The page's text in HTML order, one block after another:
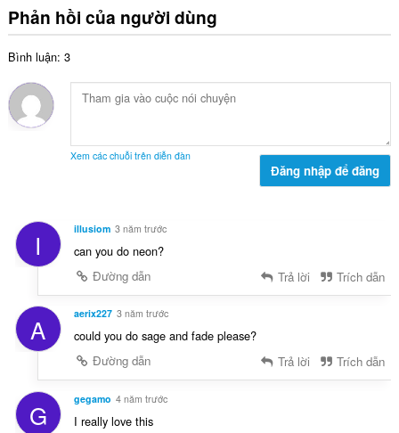
Phản hồi của người dùng
Bình luận: 3
Xem các chuỗi trên diễn đàn
Đăng nhập để đăng
I illusiom 3 năm trước
can you do neon?
Đường dẫn
Trả lời Trích dẫn
A aerix227 3 năm trước
could you do sage and fade please?
Đường dẫn
Trả lời Trích dẫn
G gegamo 4 năm trước
I really love this